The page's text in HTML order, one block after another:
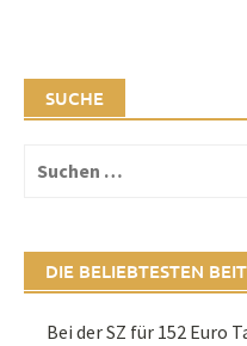
SUCHE
nach:
DIE BELIEBTESTEN
Bei der SZ für 152 Euro